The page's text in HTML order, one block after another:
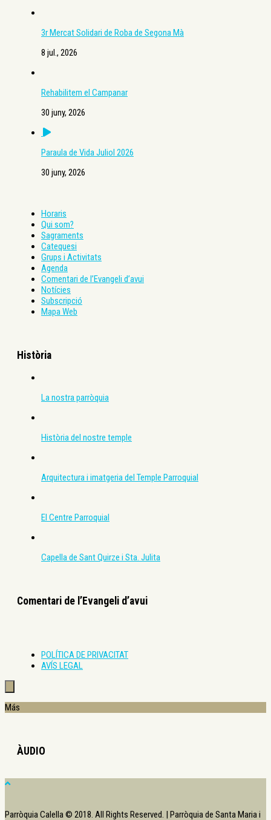
3r Mercat Solidari de Roba de Segona Mà
8 jul., 2026
Rehabilitem el Campanar
30 juny, 2026
Paraula de Vida Juliol 2026
30 juny, 2026
Horaris
Qui som?
Sagraments
Catequesi
Grups i Activitats
Agenda
Comentari de l’Evangeli d’avui
Notícies
Subscripció
Mapa Web
Història
La nostra parròquia
Història del nostre temple
Arquitectura i imatgeria del Temple Parroquial
El Centre Parroquial
Capella de Sant Quirze i Sta. Julita
Comentari de l’Evangeli d’avui
POLÍTICA DE PRIVACITAT
AVÍS LEGAL
Más
ÀUDIO
Parròquia Calella © 2018. All Rights Reserved. | Parròquia de Santa Maria i